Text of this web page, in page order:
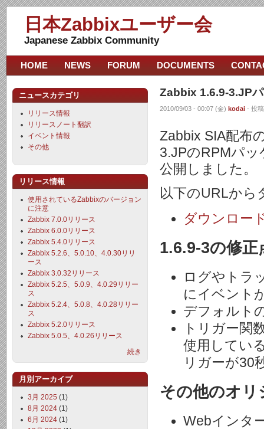
日本Zabbixユーザー会
Japanese Zabbix Community
Zabbix 1.6.9-3.JP
2010/09/03 - 00:07 (金) kodai - 投
Zabbix SIA配布
3.JPのRPMパ
公開しました。
以下のURLから
ダウンロー
1.6.9-3の修正
ログやトラ
にイベント
デフォルト
トリガー関
使用してい
リガーが30
その他のオリ
Webインタ
HOME NEWS FORUM DOCUMENTS
ニュースカテゴリ
リリース情報
リリースノート翻訳
イベント情報
その他
リリース情報
使用されているZabbixのバージョン
に注意
Zabbix 7.0.0リリース
Zabbix 6.0.0リリース
Zabbix 5.4.0リリース
Zabbix 5.2.6、5.0.10、4.0.30リリ
ース
Zabbix 3.0.32リリース
Zabbix 5.2.5、5.0.9、4.0.29リリー
ス
Zabbix 5.2.4、5.0.8、4.0.28リリー
ス
Zabbix 5.2.0リリース
Zabbix 5.0.5、4.0.26リリース
続き
月別アーカイブ
3月 2025 (1)
8月 2024 (1)
6月 2024 (1)